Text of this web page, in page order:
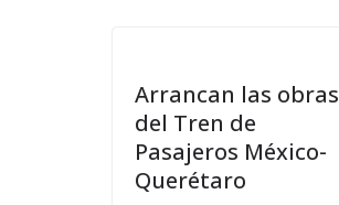
Arrancan las obras
del Tren de
Pasajeros México-
Querétaro